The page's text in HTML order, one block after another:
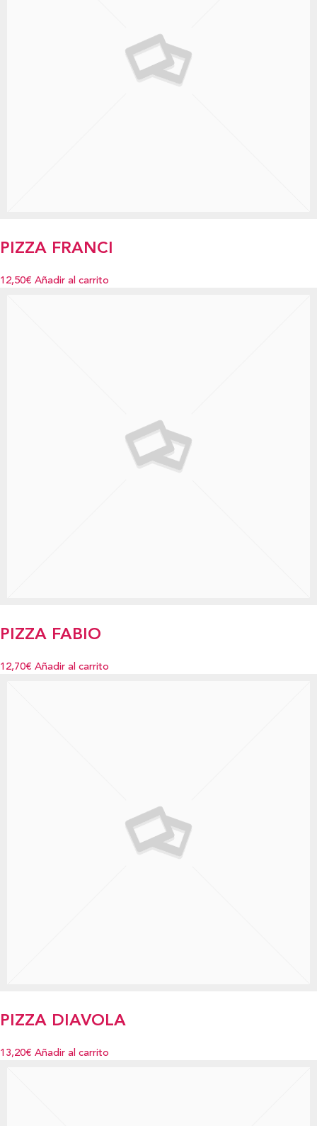
PIZZA FRANCI
12,50€ Añadir al carrito
PIZZA FABIO
12,70€ Añadir al carrito
PIZZA DIAVOLA
13,20€ Añadir al carrito